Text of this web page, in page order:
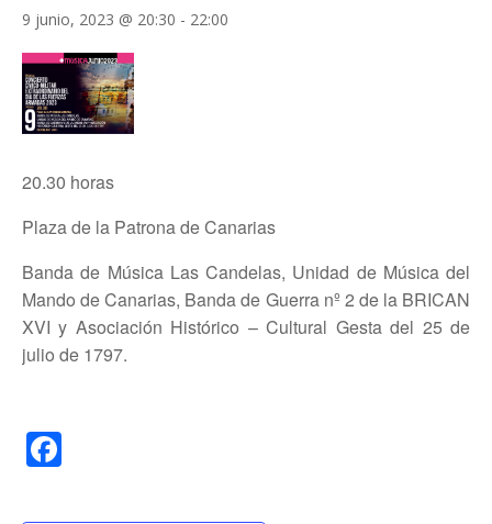
9 junio, 2023 @ 20:30 - 22:00
20.30 horas
Plaza de la Patrona de Canarias
Banda de Música Las Candelas, Unidad de Música del
Mando de Canarias, Banda de Guerra nº 2 de la BRICAN
XVI y Asociación Histórico – Cultural Gesta del 25 de
julio de 1797.